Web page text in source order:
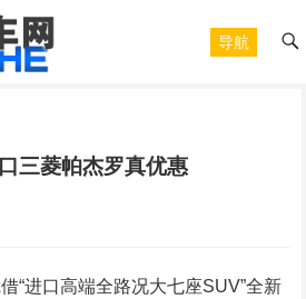
导航
三菱帕杰罗真优惠
“进口高端全路况大七座SUV”全新